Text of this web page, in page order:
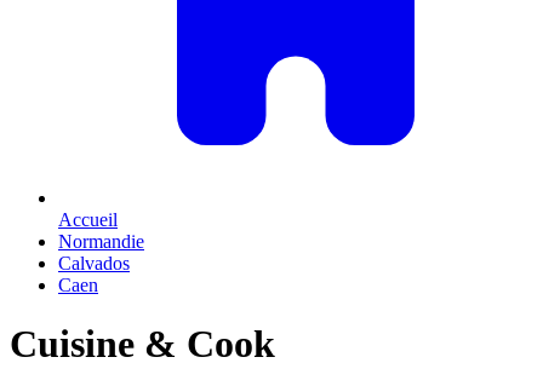
Accueil
Normandie
Calvados
Caen
Cuisine & Cook